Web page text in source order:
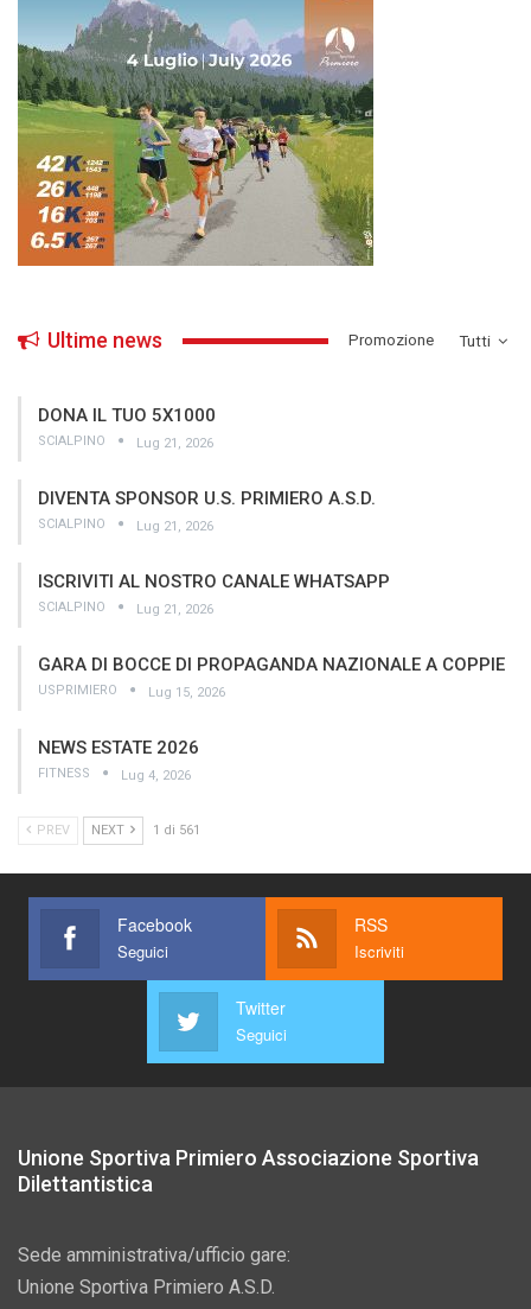
Tutti
Ultime news ­Promozione
DONA IL TUO 5X1000
SCIALPINO Lug 21, 2026
DIVENTA SPONSOR U.S. PRIMIERO A.S.D.
SCIALPINO Lug 21, 2026
ISCRIVITI AL NOSTRO CANALE WHATSAPP
SCIALPINO Lug 21, 2026
GARA DI BOCCE DI PROPAGANDA NAZIONALE A COPPIE
USPRIMIERO Lug 15, 2026
NEWS ESTATE 2026
FITNESS Lug 4, 2026
PREV NEXT 1 di 561
Facebook
Seguici
RSS
Iscriviti
Twitter
Seguici
Unione Sportiva Primiero Associazione Sportiva
Dilettantistica
Sede amministrativa/ufficio gare:
Unione Sportiva Primiero A.S.D.